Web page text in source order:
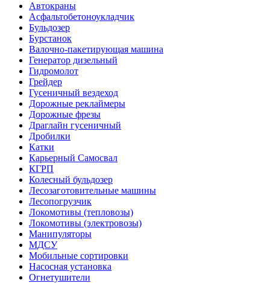
Автокраны
Асфальтобетоноукладчик
Бульдозер
Бурстанок
Валочно-пакетирующая машина
Генератор дизельный
Гидромолот
Грейдер
Гусеничный вездеход
Дорожные реклаймеры
Дорожные фрезы
Драглайн гусеничный
Дробилки
Катки
Карьерный Самосвал
КГРП
Колесный бульдозер
Лесозаготовительные машины
Лесопогрузчик
Локомотивы (тепловозы)
Локомотивы (электровозы)
Манипуляторы
МДСУ
Мобильные сортировки
Насосная установка
Огнетушители